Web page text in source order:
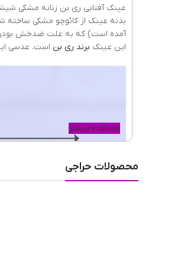
رنگ فریم
بدنه عینک از کائوچو مشکی
آمده است) که به علت ضدخش بودن،
این عینک‌ برند ری بن است. عدسی این عینک از نوع یو وی 400
مشاهده بیشتر
محصولات حراجی